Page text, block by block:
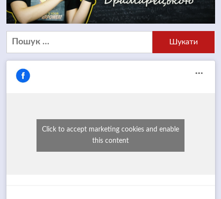
Пошук:
Click to accept marketing cookies and enable
this content